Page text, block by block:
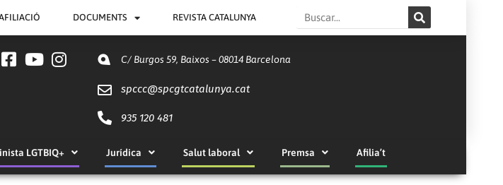
DOCUMENTS REVISTA CATALUNYA Search
C/ Burgos 59, Baixos – 08014 Barcelona
spccc@spcgtcatalunya.cat
935 120 481
LGTBIQ+ Jurídica Salut laboral Premsa Afilia’t